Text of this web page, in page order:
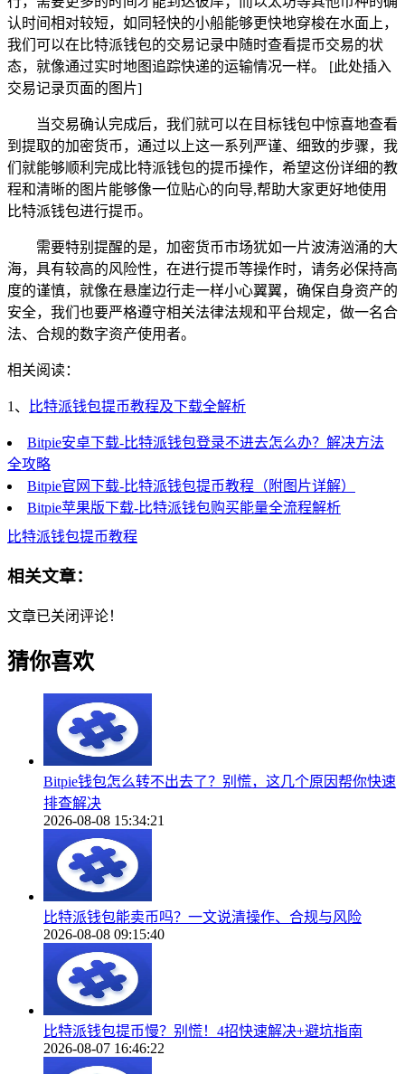
认时间相对较短，如同轻快的小船能够更快地穿梭在水面上，
我们可以在比特派钱包的交易记录中随时查看提币交易的状
态，就像通过实时地图追踪快递的运输情况一样。 [此处插入
交易记录页面的图片]
当交易确认完成后，我们就可以在目标钱包中惊喜地查看
到提取的加密货币，通过以上这一系列严谨、细致的步骤，我
们就能够顺利完成比特派钱包的提币操作，希望这份详细的教
程和清晰的图片能够像一位贴心的向导,帮助大家更好地使用
比特派钱包进行提币。
需要特别提醒的是，加密货币市场犹如一片波涛汹涌的大
海，具有较高的风险性，在进行提币等操作时，请务必保持高
度的谨慎，就像在悬崖边行走一样小心翼翼，确保自身资产的
安全，我们也要严格遵守相关法律法规和平台规定，做一名合
法、合规的数字资产使用者。
相关阅读：
1、 比特派钱包提币教程及下载全解析
Bitpie安卓下载-比特派钱包登录不进去怎么办？解决方法
全攻略
Bitpie官网下载-比特派钱包提币教程（附图片详解）
Bitpie苹果版下载-比特派钱包购买能量全流程解析
比特派钱包提币教程
相关文章：
文章已关闭评论！
猜你喜欢
Bitpie钱包怎么转不出去了？别慌，这几个原因帮你快速
排查解决
2026-08-08 15:34:21
比特派钱包能卖币吗？一文说清操作、合规与风险
2026-08-08 09:15:40
比特派钱包提币慢？别慌！4招快速解决+避坑指南
2026-08-07 16:46:22